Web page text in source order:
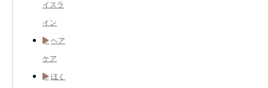
イスラ
イン
ヘア
ケア
ほく